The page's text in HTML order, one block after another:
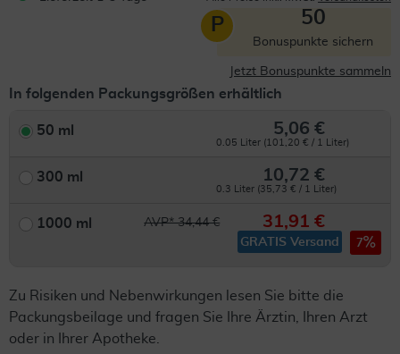
P 50
Bonuspunkte sichern
Jetzt Bonuspunkte sammeln
In folgenden Packungsgrößen erhältlich
50 ml 5,06 €
0.05 Liter (101,20 € / 1 Liter)
300 ml 10,72 €
0.3 Liter (35,73 € / 1 Liter)
1000 ml AVP* 34,44 € 31,91 €
GRATIS Versand 7
Zu Risiken und Nebenwirkungen lesen Sie bitte die
Packungsbeilage und fragen Sie Ihre Ärztin, Ihren Arzt
oder in Ihrer Apotheke.